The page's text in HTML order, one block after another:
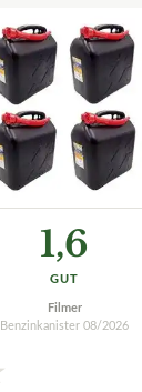
1,6
GUT
Filmer
Benzinkanister 08/2026